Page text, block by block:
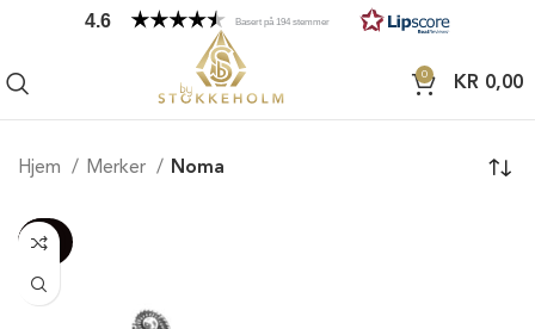
4.6 Basert på 194 stemmer
0 KR 0,00
Hjem Merker Noma
-100%
20%